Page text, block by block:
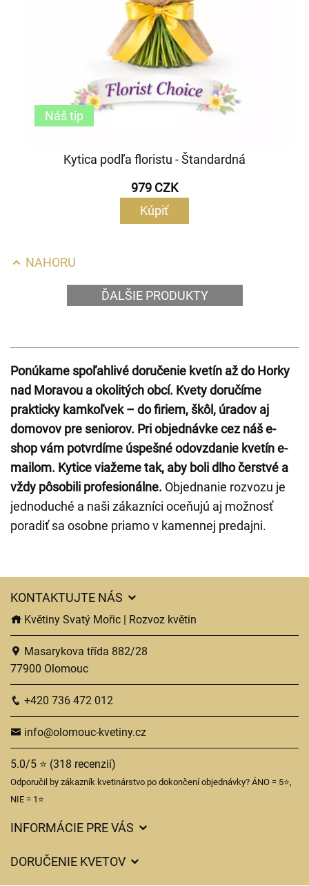
Kytica podľa floristu - Štandardná
979 CZK
Kúpiť
Náš tip
NAHORU
ĎALŠIE PRODUKTY
Ponúkame spoľahlivé doručenie kvetín až do Horky
nad Moravou a okolitých obcí. Kvety doručíme
prakticky kamkoľvek – do firiem, škôl, úradov aj
domovov pre seniorov. Pri objednávke cez náš e-
shop vám potvrdíme úspešné odovzdanie kvetín e-
mailom. Kytice viažeme tak, aby boli dlho čerstvé a
vždy pôsobili profesionálne. Objednanie rozvozu je
jednoduché a naši zákazníci oceňujú aj možnosť
poradiť sa osobne priamo v kamennej predajni.
KONTAKTUJTE NÁS
Květiny Svatý Mořic | Rozvoz květin
Masarykova třída 882/28
77900 Olomouc
+420 736 472 012
info@olomouc-kvetiny.cz
5.0/5 ⭐ (318 recenzií)
Odporučil by zákazník kvetinárstvo po dokončení objednávky? ÁNO = 5⭐,
NIE = 1⭐
INFORMÁCIE PRE VÁS
DORUČENIE KVETOV